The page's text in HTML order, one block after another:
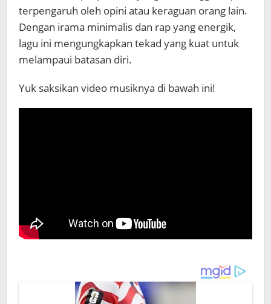
terpengaruh oleh opini atau keraguan orang lain.
Dengan irama minimalis dan rap yang energik,
lagu ini mengungkapkan tekad yang kuat untuk
melampaui batasan diri.
Yuk saksikan video musiknya di bawah ini!